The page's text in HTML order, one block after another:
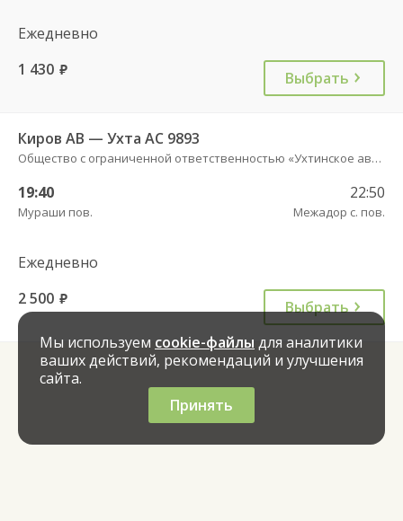
Ежедневно
1 430 руб. Выбрать
Киров АВ — Ухта АС 9893
Общество с ограниченной ответственностью «Ухтинское автотранспортное предприятие»
19:40
Мураши пов.
22:50
Межадор с. пов.
Ежедневно
2 500 руб.
Выбрать
Мы используем cookie-файлы для аналитики
ваших действий, рекомендаций и улучшения
сайта.
Принять